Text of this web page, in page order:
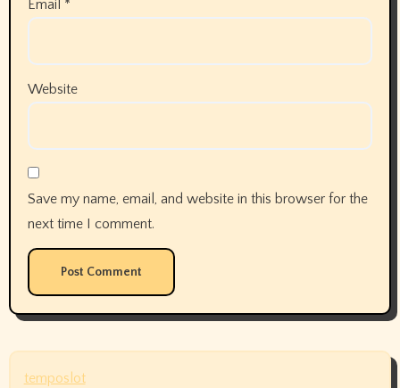
Email *
Website
Save my name, email, and website in this browser for the
next time I comment.
temposlot